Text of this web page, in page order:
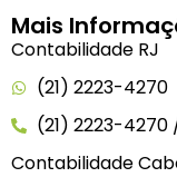
Mais
Contabilidade RJ
(21) 2223-4270
(21) 2223-
Contabilidade